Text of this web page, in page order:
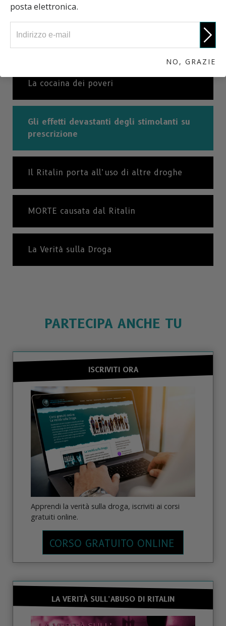
Come si presenta il Ritalin? Ed altre
La cocaina dei poveri
Gli effetti devastanti degli stimolanti su
prescrizione
Il Ritalin porta all’uso di altre droghe
MORTE causata dal Ritalin
La Verità sulla Droga
PARTECIPA ANCHE TU
ISCRIVITI ORA
Apprendi la verità sulla droga, iscriviti ai corsi
gratuiti online.
CORSO GRATUITO ONLINE
LA VERITÀ SULL’ABUSO DI RITALIN
posta elettronica.
NO, GRAZIE